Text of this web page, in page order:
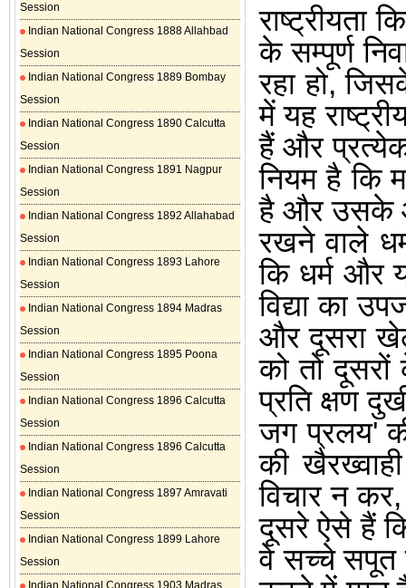
Session
Indian National Congress 1888 Allahbad
Session
Indian National Congress 1889 Bombay
Session
Indian National Congress 1890 Calcutta
Session
Indian National Congress 1891 Nagpur
Session
Indian National Congress 1892 Allahabad
Session
Indian National Congress 1893 Lahore
Session
Indian National Congress 1894 Madras
Session
Indian National Congress 1895 Poona
Session
Indian National Congress 1896 Calcutta
Session
Indian National Congress 1896 Calcutta
Session
Indian National Congress 1897 Amravati
Session
Indian National Congress 1899 Lahore
Session
Indian National Congress 1903 Madras
राष्ट्रीयता
के सम्पूर्ण
रहा हो,
में यह
हैं और
नियम है कि
है और उसके
रखने वाले
कि धर्म और
विद्या का
और दूसरा
को तो
प्रति क्षण
जग प्रलय'
की
विचार न कर
दूसरे ऐसे हैं
वे सच्चे सपूत